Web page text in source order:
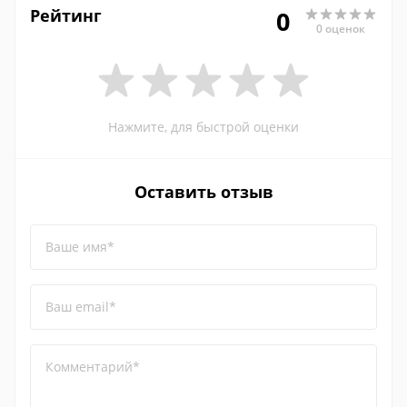
Рейтинг 0 0 оценок
Нажмите, для быстрой оценки
Оставить отзыв
Ваше имя*
Ваш email*
Комментарий*